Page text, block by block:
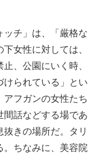
ッチ」は、「厳格な
女性に対しては、
、公園にいく時、
けられている」とい
アフガンの女性たち
間話などする場であ
きの場所だ。タリ
。ちなみに、美容院